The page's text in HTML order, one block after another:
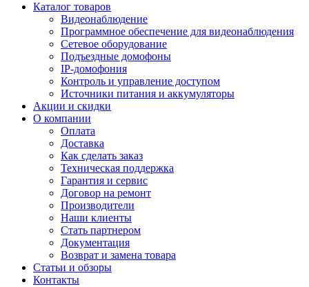
Каталог товаров
Видеонаблюдение
Программное обеспечение для видеонаблюдения
Сетевое оборудование
Подъездные домофоны
IP-домофония
Контроль и управление доступом
Источники питания и аккумуляторы
Акции и скидки
О компании
Оплата
Доставка
Как сделать заказ
Техническая поддержка
Гарантия и сервис
Договор на ремонт
Производители
Наши клиенты
Стать партнером
Документация
Возврат и замена товара
Статьи и обзоры
Контакты